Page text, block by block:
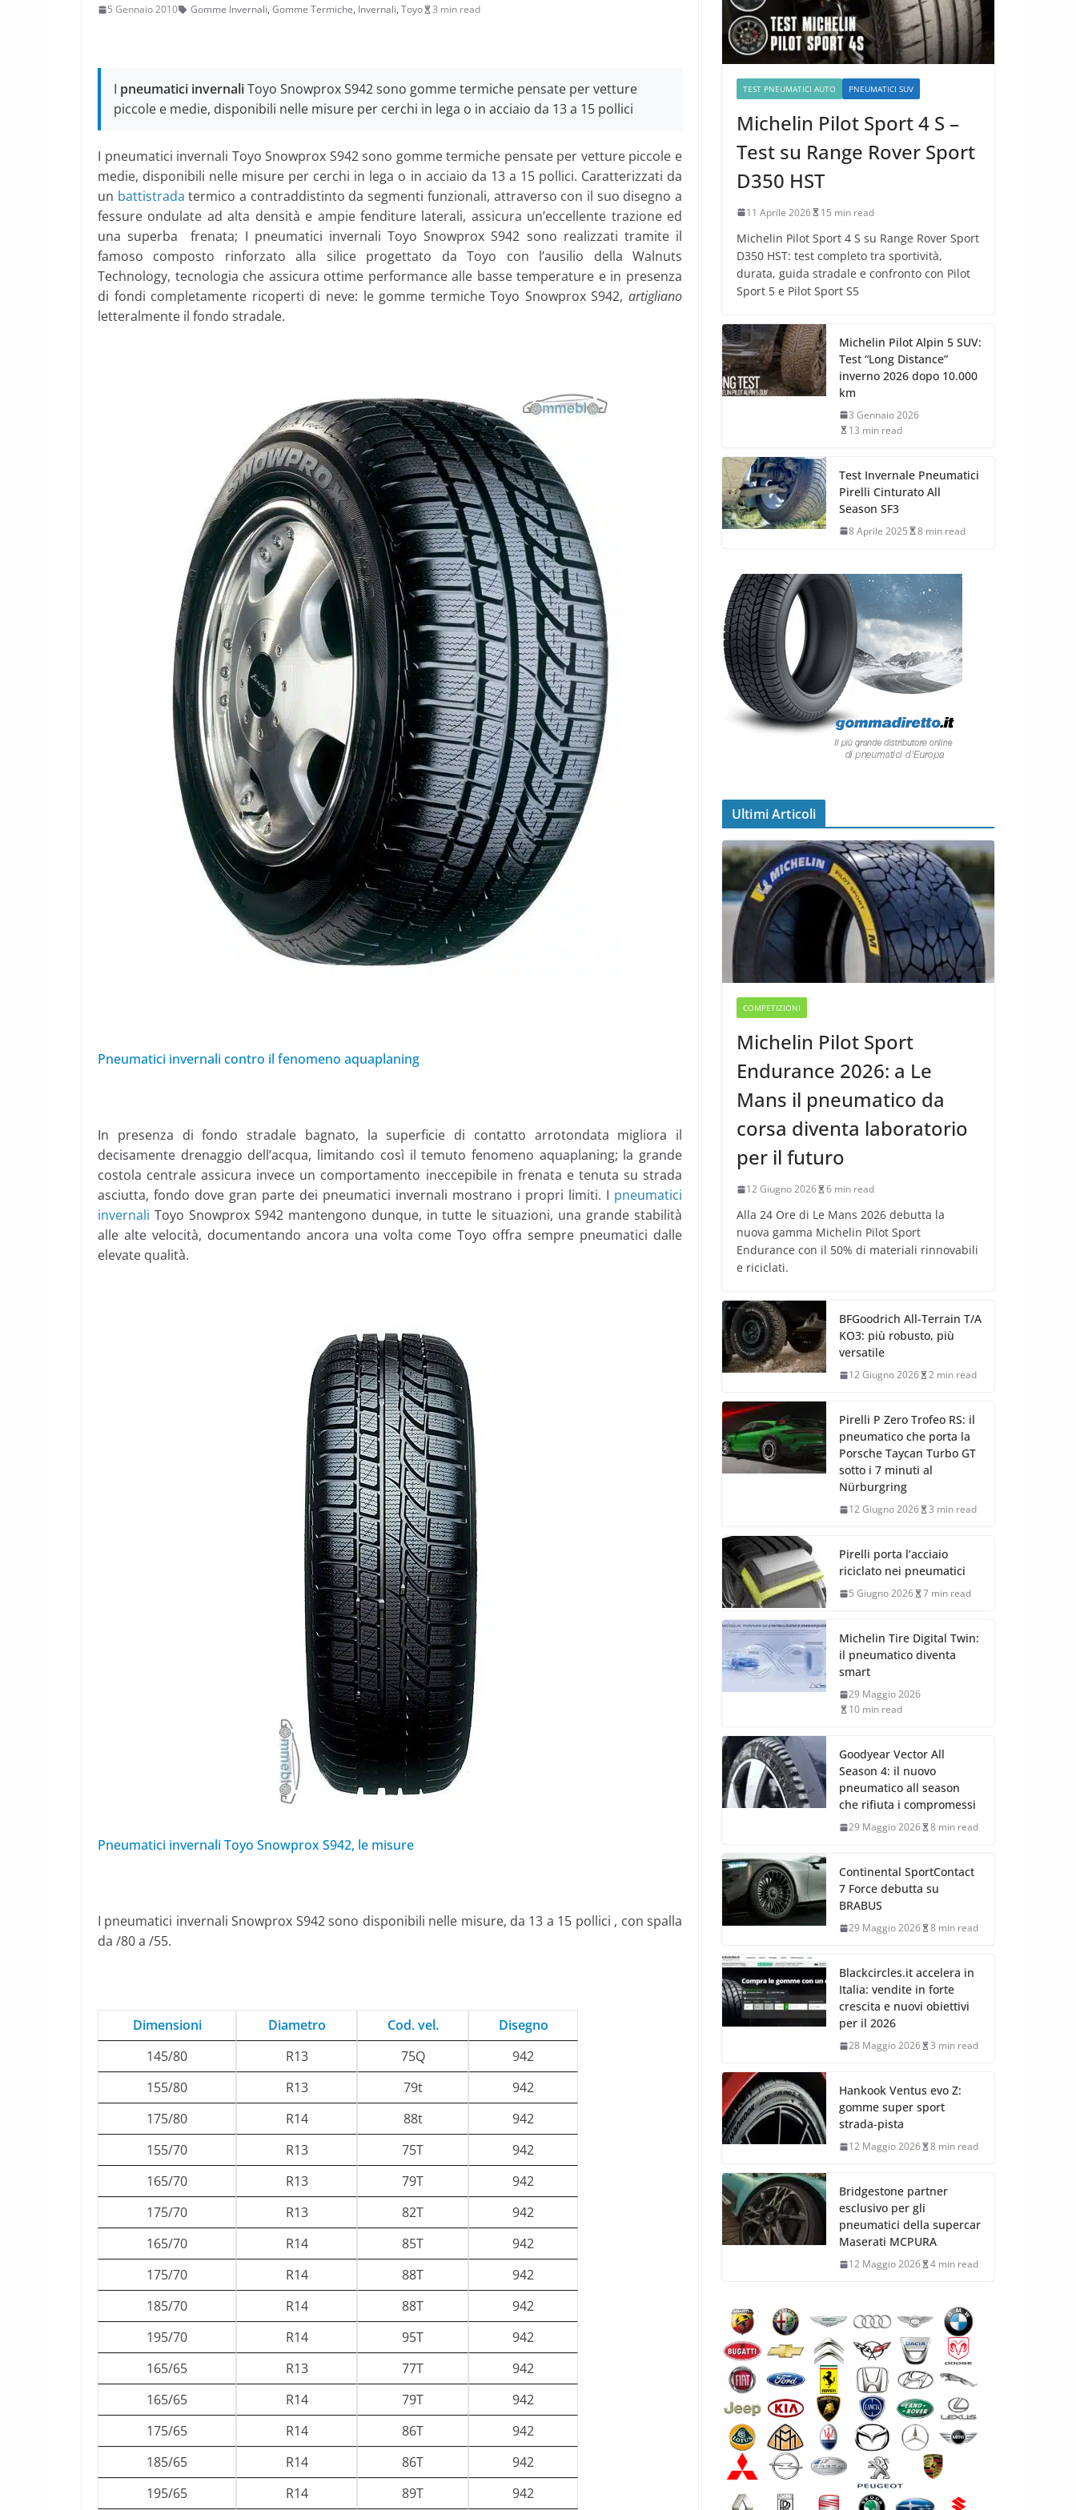
5 Gennaio 2010 Gomme Invernali, Gomme Termiche, Invernali, Toyo 3 min read
I pneumatici invernaliToyo Snowprox S942 sono gomme termiche pensate per vetture
piccole e medie, disponibili nelle misure per cerchi in lega o in acciaio da 13 a 15 pollici
I pneumatici invernali Toyo Snowprox S942 sono gomme termiche pensate per vetture piccole e
medie, disponibili nelle misure per cerchi in lega o in acciaio da 13 a 15 pollici. Caratterizzati da
un battistrada termico a contraddistinto da segmenti funzionali, attraverso con il suo disegno a
fessure ondulate ad alta densità e ampie fenditure laterali, assicura un’eccellente trazione ed
una superba frenata; I pneumatici invernali Toyo Snowprox S942 sono realizzati tramite il
famoso composto rinforzato alla silice progettato da Toyo con l’ausilio della Walnuts
Technology, tecnologia che assicura ottime performance alle basse temperature e in presenza
di fondi completamente ricoperti di neve: le gomme termiche Toyo Snowprox S942, artigliano
letteralmente il fondo stradale.
Pneumatici invernali contro il fenomeno aquaplaning
In presenza di fondo stradale bagnato, la superficie di contatto arrotondata migliora il
decisamente drenaggio dell’acqua, limitando così il temuto fenomeno aquaplaning; la grande
costola centrale assicura invece un comportamento ineccepibile in frenata e tenuta su strada
asciutta, fondo dove gran parte dei pneumatici invernali mostrano i propri limiti. I pneumatici
invernali Toyo Snowprox S942 mantengono dunque, in tutte le situazioni, una grande stabilità
alle alte velocità, documentando ancora una volta come Toyo offra sempre pneumatici dalle
elevate qualità.
Pneumatici invernali Toyo Snowprox S942, le misure
I pneumatici invernali Snowprox S942 sono disponibili nelle misure, da 13 a 15 pollici , con spalla
da /80 a /55.
Dimensioni Diametro Cod. vel.
Disegno
145/80
R13 75Q
942
155/80
R13 79t
942
175/80
R14 88t
942
155/70
R13 75T
942
165/70
R13 79T
942
175/70
R13 82T
942
165/70
R14 85T
942
175/70
R14 88T
942
185/70
R14 88T
942
195/70
R14 95T
942
165/65
R13 77T
942
165/65
R14 79T
942
175/65
R14 86T
942
185/65
R14 86T
942
195/65
R14 89T 942
TEST PNEUMATICI AUTO PNEUMATICI SUV
Michelin Pilot Sport 4 S –
Test su Range Rover Sport
D350 HST
11 Aprile 2026 15 min read
Michelin Pilot Sport 4 S su Range Rover Sport
D350 HST: test completo tra sportività,
durata, guida stradale e confronto con Pilot
Sport 5 e Pilot Sport S5
Michelin Pilot Alpin 5 SUV:
Test “Long Distance”
inverno 2026 dopo 10.000
km
3 Gennaio 2026
13 min read
Test Invernale Pneumatici
Pirelli Cinturato All
Season SF3
8 Aprile 2025 8 min read
Ultimi Articoli
COMPETIZIONI
Michelin Pilot Sport
Endurance 2026: a Le
Mans il pneumatico da
corsa diventa laboratorio
per il futuro
12 Giugno 2026 6 min read
Alla 24 Ore di Le Mans 2026 debutta la
nuova gamma Michelin Pilot Sport
Endurance con il 50% di materiali rinnovabili
e riciclati.
BFGoodrich All-Terrain T/A
KO3: più robusto, più
versatile
12 Giugno 2026 2 min read
Pirelli P Zero Trofeo RS: il
pneumatico che porta la
Porsche Taycan Turbo GT
sotto i 7 minuti al
Nürburgring
12 Giugno 2026 3 min read
Pirelli porta l’acciaio
riciclato nei pneumatici
5 Giugno 2026 7 min read
Michelin Tire Digital Twin:
il pneumatico diventa
smart
29 Maggio 2026
10 min read
Goodyear Vector All
Season 4: il nuovo
pneumatico all season
che rifiuta i compromessi
29 Maggio 2026 8 min read
Continental SportContact
7 Force debutta su
BRABUS
29 Maggio 2026 8 min read
Blackcircles.it accelera in
Italia: vendite in forte
crescita e nuovi obiettivi
per il 2026
28 Maggio 2026 3 min read
Hankook Ventus evo Z:
gomme super sport
strada-pista
12 Maggio 2026 8 min read
Bridgestone partner
esclusivo per gli
pneumatici della supercar
Maserati MCPURA
12 Maggio 2026 4 min read